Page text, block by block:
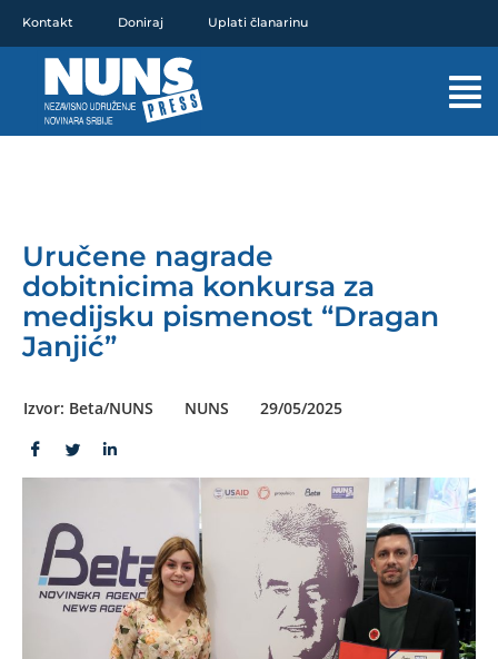
sadržaj
Kontakt Doniraj Uplati članarinu
Uručene nagrade
dobitnicima konkursa za
medijsku pismenost “Dragan
Janjić”
Izvor: Beta/NUNS NUNS 29/05/2025